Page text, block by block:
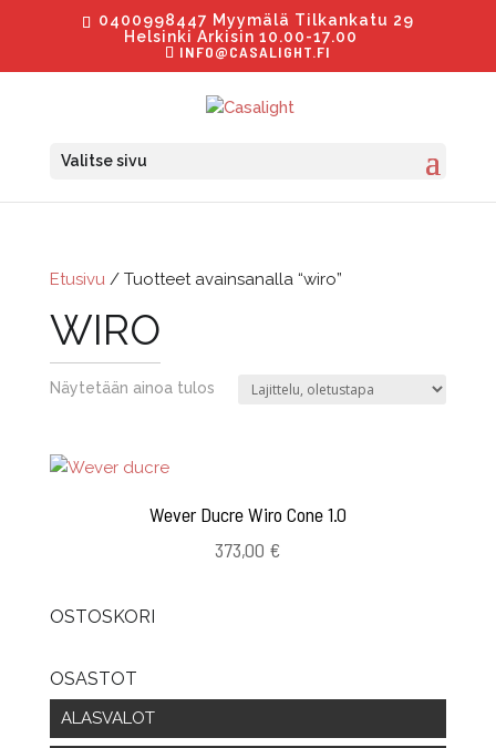
0400998447 Myymälä Tilkankatu 29
Helsinki Arkisin 10.00-17.00
INFO@CASALIGHT.FI
Valitse sivu
Etusivu/ Tuotteet avainsanalla “wiro”
WIRO
Näytetään ainoa tulos
Wever Ducre Wiro Cone 1.0
373,00 €
OSTOSKORI
OSASTOT
ALASVALOT